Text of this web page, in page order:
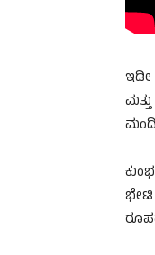
ಇಡೀ
ಭೇಟಿ